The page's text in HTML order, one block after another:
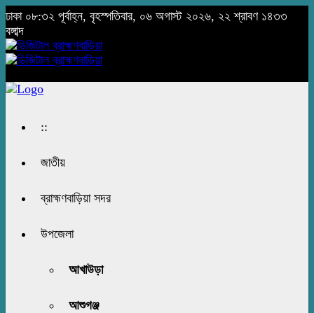
ঢাকা ০৮:৩২ পূর্বাহ্ন, বৃহস্পতিবার, ০৬ অগাস্ট ২০২৬, ২২ শ্রাবণ ১৪৩৩
বঙ্গাব্দ
::
জাতীয়
ব্রাহ্মণবাড়িয়া সদর
উপজেলা
আখাউড়া
আশুগঞ্জ